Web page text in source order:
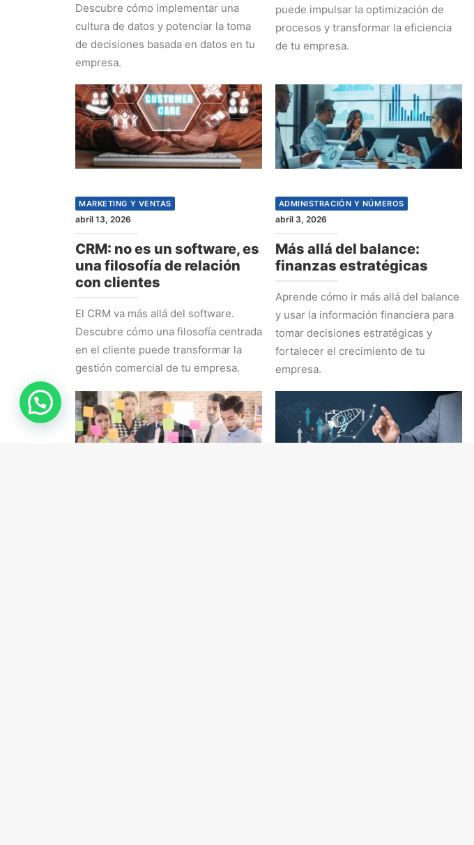
Descubre cómo implementar una
cultura de datos y potenciar la toma
de decisiones basada en datos en tu
empresa.
puede impulsar la optimización de
procesos y transformar la eficiencia
de tu empresa.
MARKETING Y VENTAS
abril 13, 2026
CRM: no es un software, es
una filosofía de relación
con clientes
El CRM va más allá del software.
Descubre cómo una filosofía centrada
en el cliente puede transformar la
gestión comercial de tu empresa.
ADMINISTRACIÓN Y NÚMEROS
abril 3, 2026
Más allá del balance:
finanzas estratégicas
Aprende cómo ir más allá del balance
y usar la información financiera para
tomar decisiones estratégicas y
fortalecer el crecimiento de tu
empresa.